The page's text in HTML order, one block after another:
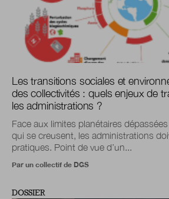
Les transitions sociales et
des collectivités : quels enjeux de
les administrations ?
Face aux limites planétaires
qui se creusent, les administrations
pratiques. Point de vue d’un...
Par un collectif de DGS
DOSSIER